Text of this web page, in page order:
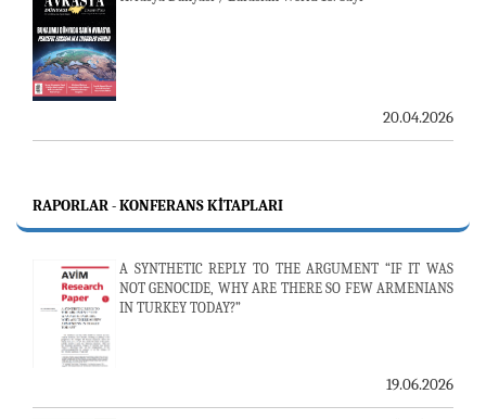
20.04.2026
RAPORLAR - KONFERANS KITAPLARI
A SYNTHETIC REPLY TO THE ARGUMENT “IF IT WAS
NOT GENOCIDE, WHY ARE THERE SO FEW ARMENIANS
IN TURKEY TODAY?”
19.06.2026